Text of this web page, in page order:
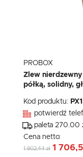
PROBOX
Zlew
półką, solidny,
Kod produktu:
potwierdź
paleta 270.00
Cena netto:
1 902,44 zł 1